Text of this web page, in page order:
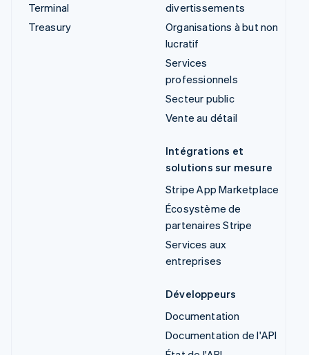
Terminal
Treasury
divertissements
Organisations à but non
lucratif
Services
professionnels
Secteur public
Vente au détail
Intégrations et
solutions sur mesure
Stripe App Marketplace
Écosystème de
partenaires Stripe
Services aux
entreprises
Développeurs
Documentation
Documentation de l'API